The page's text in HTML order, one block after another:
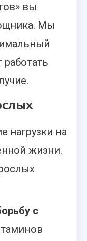
вы
Мы
нагрузки на
жизни.
с